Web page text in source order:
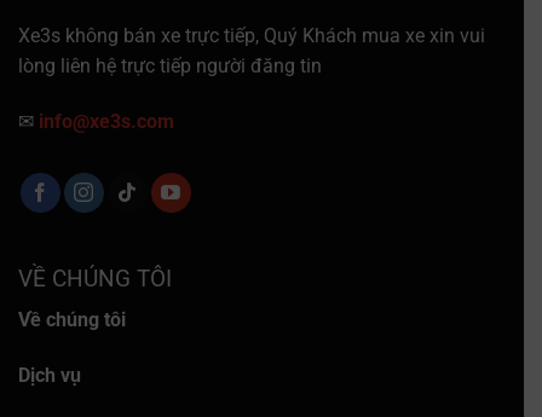
Xe3s không bán xe trực tiếp, Quý Khách mua xe xin vui
lòng liên hệ trực tiếp người đăng tin
✉ info@xe3s.com
VỀ CHÚNG TÔI
Về chúng tôi
Dịch vụ